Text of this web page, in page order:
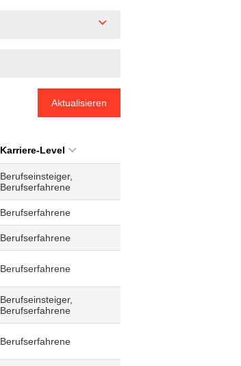
Aktualisieren
Karriere-Level
Berufseinsteiger,
Berufserfahrene
Berufserfahrene
Berufserfahrene
Berufserfahrene
Berufseinsteiger,
Berufserfahrene
Berufserfahrene